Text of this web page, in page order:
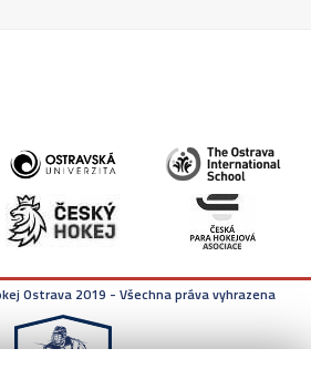
Ostrava 2019 - Všechna práva vyhrazena